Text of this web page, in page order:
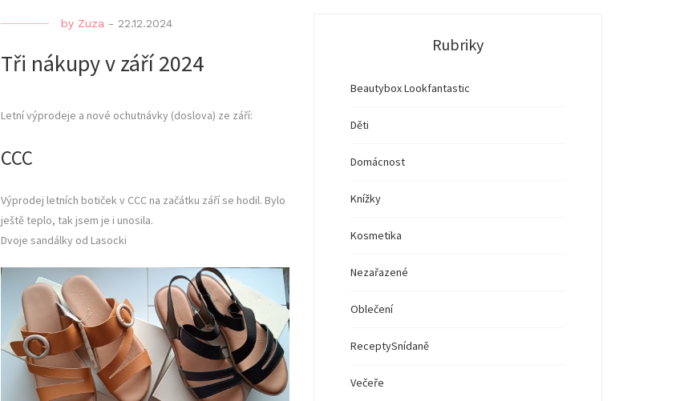
by Zuza - 22.12.2024
Tři nákupy v září 2024
Letní výprodeje a nové ochutnávky (doslova) ze září:
CCC
Výprodej letních botiček v CCC na začátku září se hodil. Bylo
ještě teplo, tak jsem je i unosila.
Dvoje sandálky od Lasocki
Rubriky
Beautybox Lookfantastic
Děti
Domácnost
Knížky
Kosmetika
Nezařazené
Oblečení
ReceptySnídaně
Večeře